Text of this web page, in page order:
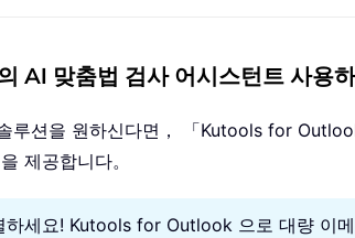
AI 맞춤법 검사 어시스턴트 사용
루션을 원하신다면， 「Kutools for
제공합니다。
하세요! Kutools for Outlook 으로 대량 이